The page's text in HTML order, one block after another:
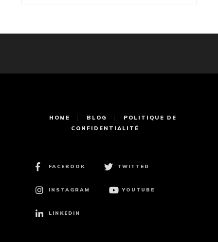
HOME BLOG
POLITIQUE DE
CONFIDENTIALITÉ
FACEBOOK TWITTER
INSTAGRAM YOUTUBE
LINKEDIN